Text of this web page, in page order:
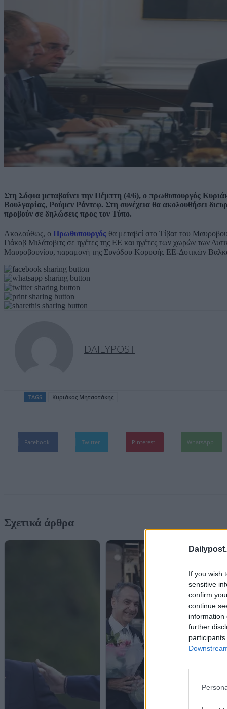
If you wish
sensitive
confirm
continue
information
further
Στη Σόφια μεταβαίνει την Πέμπτη (4/6), ο πρωθυπουργός
Βουλγαρίας, Ρούμεν Ράντεφ. Στη συνέχεια θα ακολουθήσει
προβούν σε δηλώσεις προς τον Τύπο.
Ακολούθως, ο Πρωθυπουργός θα μεταβεί στο Τίβατ του
Γιάκοβ Μιλάτοβιτς σε ηγέτες της ΕΕ και ηγέτες των χωρών των
Μαυροβουνίου, παραμονή της Συνόδου Κορυφής ΕΕ-Δυτικών
DAILYPOST
TAGS Kυριάκος Μητσοτάκης
Facebook Twitter Pinterest WhatsApp
Σχετικά άρθρα